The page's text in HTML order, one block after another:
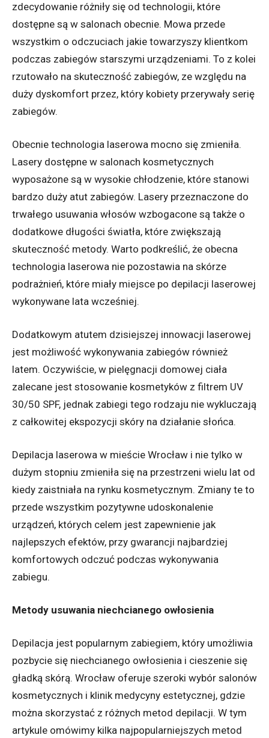
zdecydowanie różniły się od technologii, które
dostępne są w salonach obecnie. Mowa przede
wszystkim o odczuciach jakie towarzyszy klientkom
podczas zabiegów starszymi urządzeniami. To z kolei
rzutowało na skuteczność zabiegów, ze względu na
duży dyskomfort przez, który kobiety przerywały serię
zabiegów.
Obecnie technologia laserowa mocno się zmieniła.
Lasery dostępne w salonach kosmetycznych
wyposażone są w wysokie chłodzenie, które stanowi
bardzo duży atut zabiegów. Lasery przeznaczone do
trwałego usuwania włosów wzbogacone są także o
dodatkowe długości światła, które zwiększają
skuteczność metody. Warto podkreślić, że obecna
technologia laserowa nie pozostawia na skórze
podrażnień, które miały miejsce po depilacji laserowej
wykonywane lata wcześniej.
Dodatkowym atutem dzisiejszej innowacji laserowej
jest możliwość wykonywania zabiegów również
latem. Oczywiście, w pielęgnacji domowej ciała
zalecane jest stosowanie kosmetyków z filtrem UV
30/50 SPF, jednak zabiegi tego rodzaju nie wykluczają
z całkowitej ekspozycji skóry na działanie słońca.
Depilacja laserowa w mieście Wrocław i nie tylko w
dużym stopniu zmieniła się na przestrzeni wielu lat od
kiedy zaistniała na rynku kosmetycznym. Zmiany te to
przede wszystkim pozytywne udoskonalenie
urządzeń, których celem jest zapewnienie jak
najlepszych efektów, przy gwarancji najbardziej
komfortowych odczuć podczas wykonywania
zabiegu.
Metody usuwania niechcianego owłosienia
Depilacja jest popularnym zabiegiem, który umożliwia
pozbycie się niechcianego owłosienia i cieszenie się
gładką skórą. Wrocław oferuje szeroki wybór salonów
kosmetycznych i klinik medycyny estetycznej, gdzie
można skorzystać z różnych metod depilacji. W tym
artykule omówimy kilka najpopularniejszych metod